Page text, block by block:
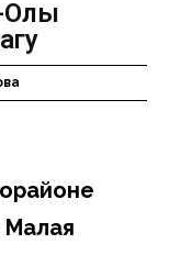
Олы
Малая